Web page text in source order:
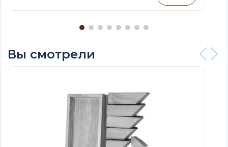
Вы смотрели